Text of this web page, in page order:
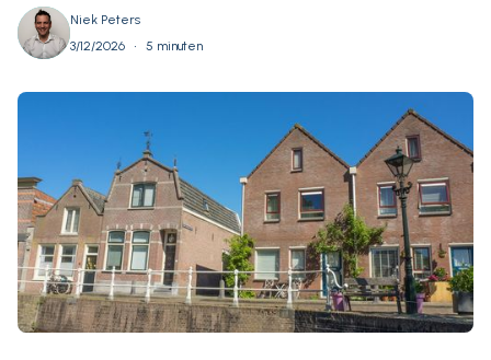
Niek Peters
3/12/2026
• 5 minuten